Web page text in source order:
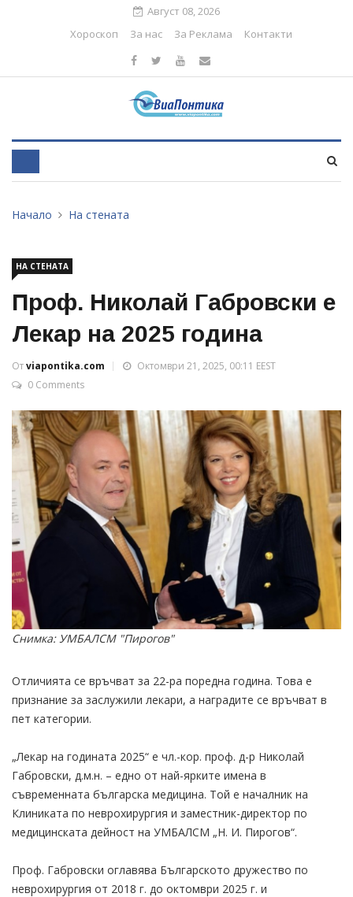
Август 08, 2026
Хороскоп
За нас За Реклама Контакти
Начало На стената
НА СТЕНАТА
Проф. Николай Габровски е
Лекар на 2025 година
Отviapontika.com
Октомври 21, 2025, 00:11 EEST
0 Comments
Снимка: УМБАЛСМ "Пирогов"
Отличията се връчват за 22-ра поредна година. Това е
признание за заслужили лекари, а наградите се връчват в
пет категории.
„Лекар на годината 2025“ е чл.-кор. проф. д-р Николай
Габровски, д.м.н. – едно от най-ярките имена в
съвременната българска медицина. Той е началник на
Клиниката по неврохирургия и заместник-директор по
медицинската дейност на УМБАЛСМ „Н. И. Пирогов“.
Проф. Габровски оглавява Българското дружество по
неврохирургия от 2018 г. до октомври 2025 г. и